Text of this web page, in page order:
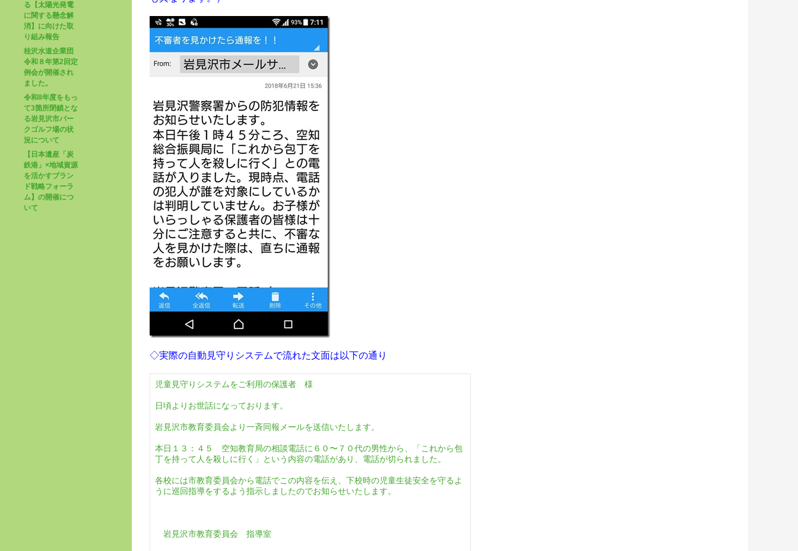
◇実際の自動見守りシステムで流れた文面は以下の通り
児童見守りシステムをご利用の保護者 様
日頃よりお世話になっております。
岩見沢市教育委員会より一斉同報メールを送信いたします。
本日１３：４５ 空知教育局の相談電話に６０〜７０代の男性から、「これから包
丁を持って人を殺しに行く」という内容の電話があり、電話が切られました。
各校には市教育委員会から電話でこの内容を伝え、下校時の児童生徒安全を守るよ
うに巡回指導をするよう指示しましたのでお知らせいたします。
岩見沢市教育委員会 指導室
る【太陽光発電
に関する懸念解
消】に向けた取
り組み報告
桂沢水道企業団
令和８年第2回定
例会が開催され
ました。
令和8年度をもっ
て3箇所閉鎖とな
る岩見沢市パー
クゴルフ場の状
況について
【日本遺産「炭
鉄港」×地域資源
を活かすブラン
ド戦略フォーラ
ム】の開催につ
いて